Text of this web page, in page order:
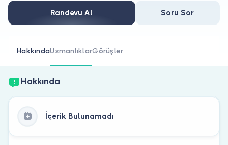
Doktor musunuz?
Randevu Al Soru Sor
HakkındaUzmanlıklarGörüşler
Hakkında
İçerik Bulunamadı